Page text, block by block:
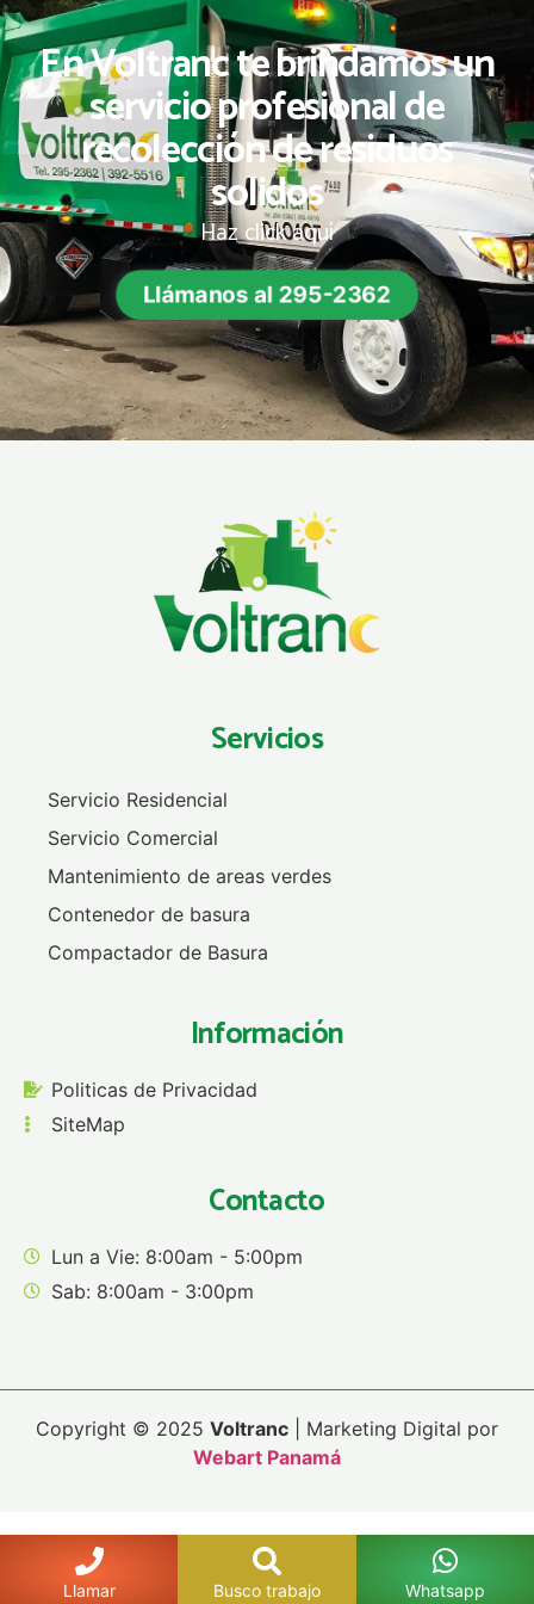
En Voltranc te brindamos un
servicio profesional de
recolección de residuos
solidos
Haz click aquí
Llámanos al 295-2362
Servicios
Servicio Residencial
Servicio Comercial
Mantenimiento de areas verdes
Contenedor de basura
Compactador de Basura
Información
Politicas de Privacidad
SiteMap
Contacto
Lun a Vie: 8:00am - 5:00pm
Sab: 8:00am - 3:00pm
Copyright © 2025 Voltranc | Marketing Digital por
Webart Panamá
Llamar Busco trabajo Whatsapp